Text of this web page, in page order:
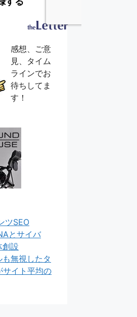
感想、ご意
見、タイム
ラインでお
待ちしてま
す！
ツSEO
とサイバ
創設
無視したタ
サイト平均の